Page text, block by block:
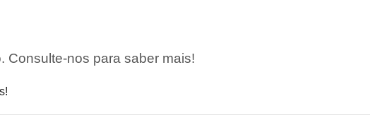
Consulte-nos para saber mais!